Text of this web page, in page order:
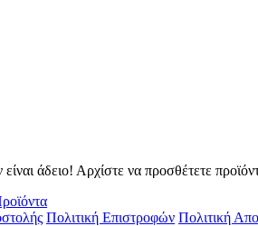
άδειο! Αρχίστε να προσθέτετε
Πολιτική Επιστροφών Πολιτική